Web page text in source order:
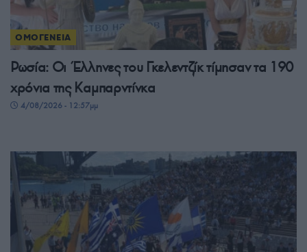
ΟΜΟΓΕΝΕΙΑ
Ρωσία: Οι Έλληνες του Γκελεντζίκ τίμησαν τα 190
χρόνια της Καμπαρντίνκα
4/08/2026 - 12:57μμ